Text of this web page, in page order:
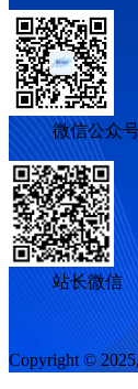
微信公众
站长微信
Copyright ©